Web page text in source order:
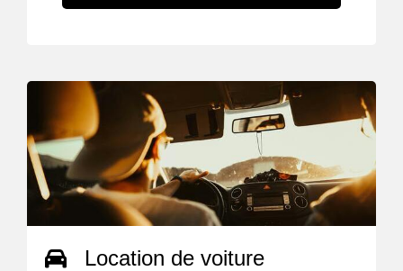
Location de voiture